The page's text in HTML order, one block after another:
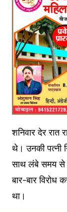
शनिवार देर रात
थे। उनकी पत्नी
साथ लंबे समय से
बार-बार
था।